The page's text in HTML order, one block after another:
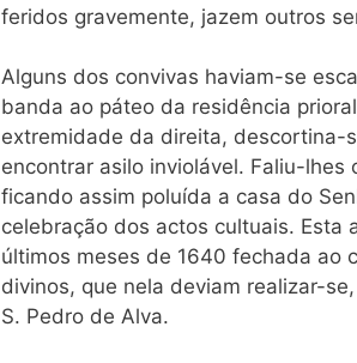
feridos gravemente, jazem outros
Alguns dos convivas haviam-se
banda ao páteo da residência
extremidade da direita, descortina-
encontrar asilo inviolável. Faliu-
ficando assim poluída a casa do
celebração dos actos cultuais. Esta
últimos meses de 1640 fechada ao
divinos, que nela deviam realizar-
S. Pedro de Alva.